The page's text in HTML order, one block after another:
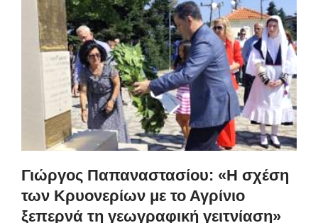
Γιώργος Παπαναστασίου: «Η σχέση
των Κρυονερίων με το Αγρίνιο
ξεπερνά τη γεωγραφική γειτνίαση»